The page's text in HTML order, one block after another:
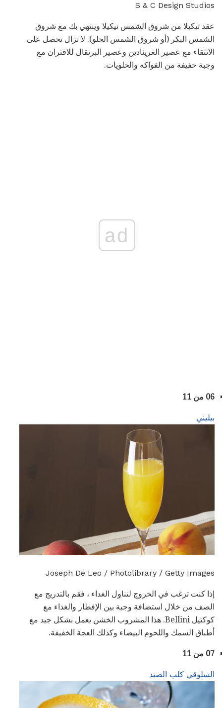
S & C Design Studios
عقد تيكيلا من شروق الشمس تيكيلا وينتهي بك مع شروق
الشمس البكر (أو شروق الشمس الحلو). لا تزال تحصل على
الانتقاء مع عصير الغرينادين وعصير البرتقال للاقتران مع
وجبة خفيفة من الفواكه والحلويات.
ad
06 من 11
بيليني
Joseph De Leo / Photolibrary / Getty Images
إذا كنت ترغب في الخروج لتناول الغداء ، فقم بالتدريج مع
الصف من خلال استضافة وجبة بين الإفطار والغداء مع
كوكتيل Bellini. هذا المشروب الخشن يعمل بشكل جيد مع
أطباق السمك واللحوم البيضاء وكذلك العجة الخفيفة.
07 من 11
السلوقي كلب الصيد